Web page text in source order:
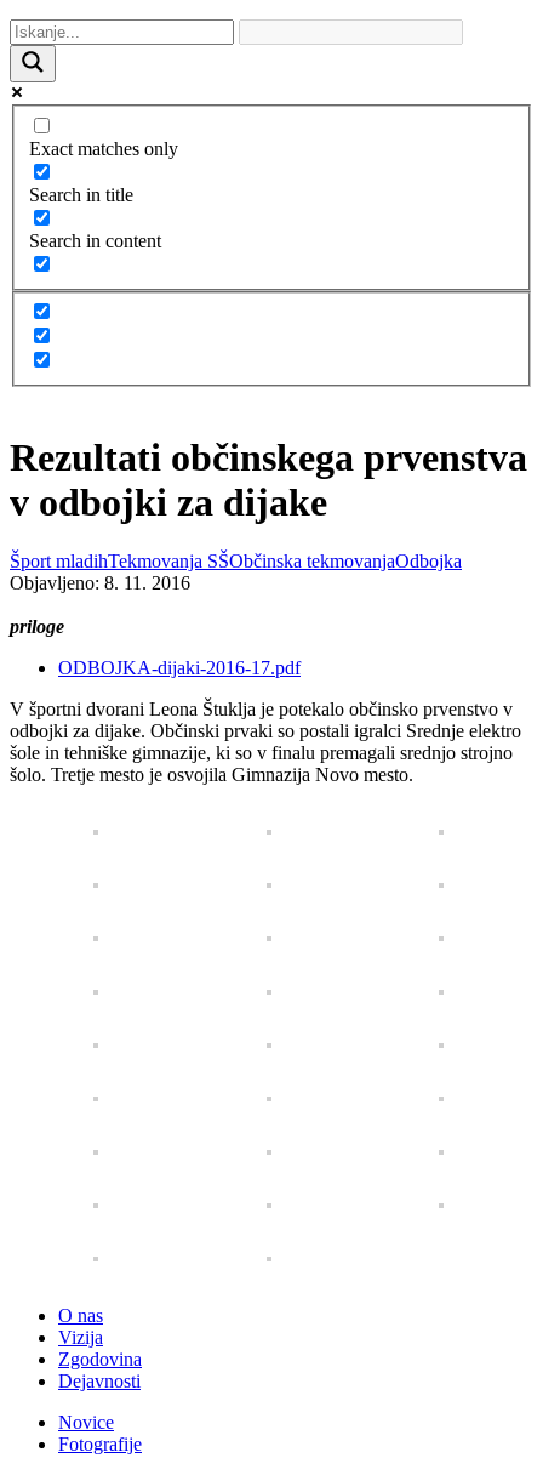
Exact matches only
Search in title
Search in content
Rezultati občinskega prvenstva
v odbojki za dijake
Šport mladihTekmovanja SŠObčinska tekmovanjaOdbojka
Objavljeno: 8. 11. 2016
priloge
ODBOJKA-dijaki-2016-17.pdf
V športni dvorani Leona Štuklja je potekalo občinsko prvenstvo v
odbojki za dijake. Občinski prvaki so postali igralci Srednje elektro
šole in tehniške gimnazije, ki so v finalu premagali srednjo strojno
šolo. Tretje mesto je osvojila Gimnazija Novo mesto.
O nas
Vizija
Zgodovina
Dejavnosti
Novice
Fotografije